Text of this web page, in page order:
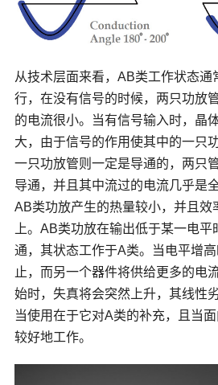
从技术层面来看，AB类工作状态通
行，在没有信号的时候，两只功放
的电流很小。当有信号输入时，晶
大，由于信号的作用使其中的一只
一只功放管则一定是导通的，两只
导通，并且其中流过的电流几乎是
AB类功放产生的热量较小，并且效
上。AB类功放在输出低于某一电
通，其状态工作于A类。当电平增
止，而另一个器件将供给更多的电
始时，失真将会突然上升，其线性
当使用在于它对A类的补充，且当
较好地工作。